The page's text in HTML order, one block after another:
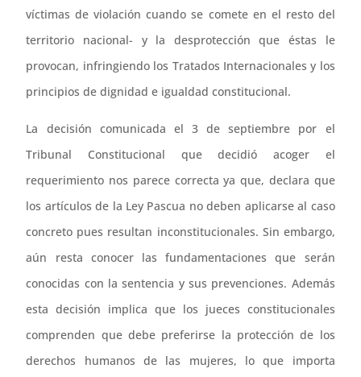
víctimas de violación cuando se comete en el resto del
territorio nacional- y la desprotección que éstas le
provocan, infringiendo los Tratados Internacionales y los
principios de dignidad e igualdad constitucional.
La decisión comunicada el 3 de septiembre por el
Tribunal Constitucional que decidió acoger el
requerimiento nos parece correcta ya que, declara que
los artículos de la Ley Pascua no deben aplicarse al caso
concreto pues resultan inconstitucionales. Sin embargo,
aún resta conocer las fundamentaciones que serán
conocidas con la sentencia y sus prevenciones. Además
esta decisión implica que los jueces constitucionales
comprenden que debe preferirse la protección de los
derechos humanos de las mujeres, lo que importa